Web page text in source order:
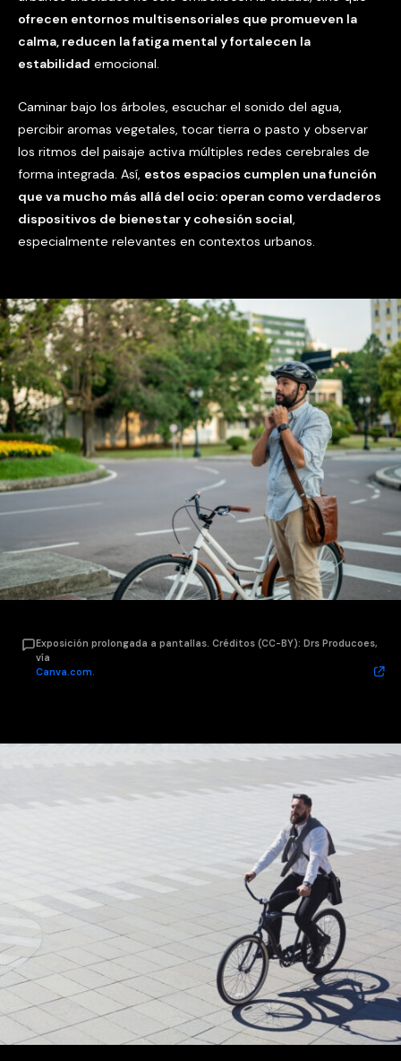
ofrecen entornos multisensoriales que promueven la
calma, reducen la fatiga mental y fortalecen la
estabilidad emocional.
Caminar bajo los árboles, escuchar el sonido del agua,
percibir aromas vegetales, tocar tierra o pasto y observar
los ritmos del paisaje activa múltiples redes cerebrales de
forma integrada. Así, estos espacios cumplen una función
que va mucho más allá del ocio: operan como verdaderos
dispositivos de bienestar y cohesión social,
especialmente relevantes en contextos urbanos.
Exposición prolongada a pantallas. Créditos (CC-BY): Drs Producoes,
vía
Canva.com.